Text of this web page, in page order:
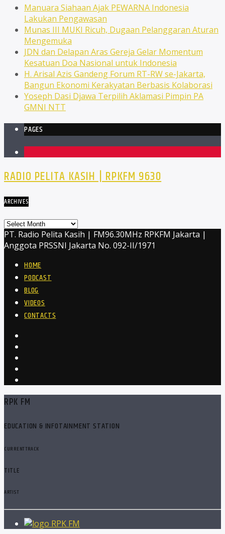
Manuara Siahaan Ajak PEWARNA Indonesia
Lakukan Pengawasan
Munas III MUKI Ricuh, Dugaan Pelanggaran Aturan
Mengemuka
JDN dan Delapan Aras Gereja Gelar Momentum
Kesatuan Doa Nasional untuk Indonesia
H. Arisal Azis Gandeng Forum RT-RW se-Jakarta,
Bangun Ekonomi Kerakyatan Berbasis Kolaborasi
Yoseph Dasi Djawa Terpilih Aklamasi Pimpin PA
GMNI NTT
PAGES
RADIO PELITA KASIH | RPKFM 9630
ARCHIVES
Archives
PT. Radio Pelita Kasih | FM96.30MHz RPKFM Jakarta |
Anggota PRSSNI Jakarta No. 092-II/1971
HOME
PODCAST
BLOG
VIDEOS
CONTACTS
RPK FM
EDUCATION & INFOTAINMENT STATION
CURRENT TRACK
TITLE
ARTIST
RPK FM